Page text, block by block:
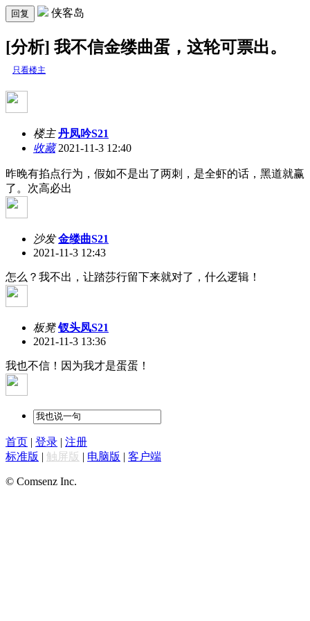
回复 侠客岛
[分析] 我不信金缕曲蛋，这轮可票出。
只看楼主
楼主 丹凤吟S21
收藏2021-11-3 12:40
昨晚有掐点行为，假如不是出了两刺，是全虾的话，黑道就赢
了。次高必出
沙发 金缕曲S21
2021-11-3 12:43
怎么？我不出，让踏莎行留下来就对了，什么逻辑！
板凳 钗头凤S21
2021-11-3 13:36
我也不信！因为我才是蛋蛋！
首页 | 登录 | 注册
标准版 | 触屏版 | 电脑版 | 客户端
© Comsenz Inc.